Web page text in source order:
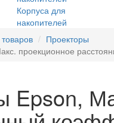
Корпуса для
накопителей
Проекторы
проекционное
Epson,